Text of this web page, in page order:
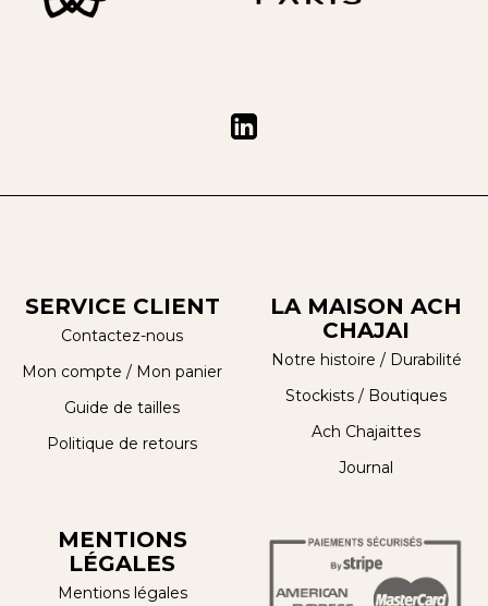
SERVICE CLIENT
Contactez-nous
Mon compte / Mon panier
Guide de tailles
Politique de retours
LA MAISON ACH
CHAJAI
Notre histoire / Durabilité
Stockists / Boutiques
Ach Chajaittes
Journal
MENTIONS
LÉGALES
Mentions légales